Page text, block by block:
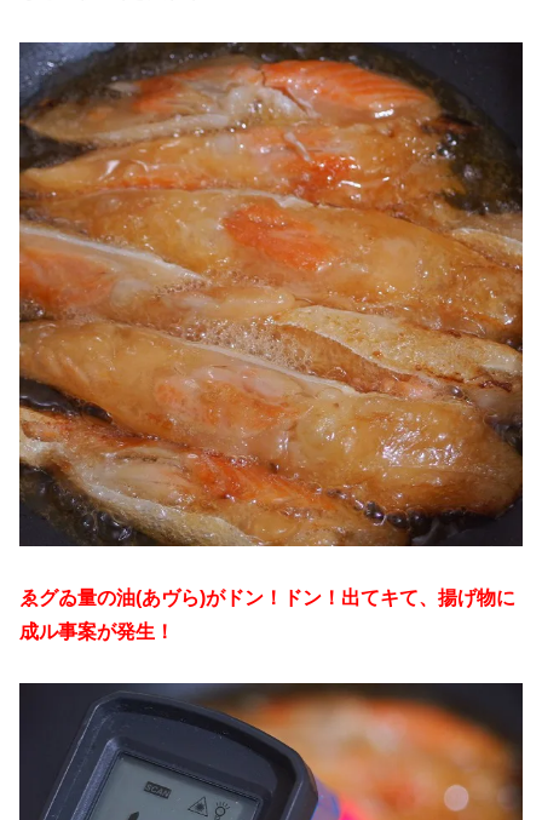
ゑグゐ量の油(あヴら)がドン！ドン！出てキて、揚げ物に
成ル事案が発生！